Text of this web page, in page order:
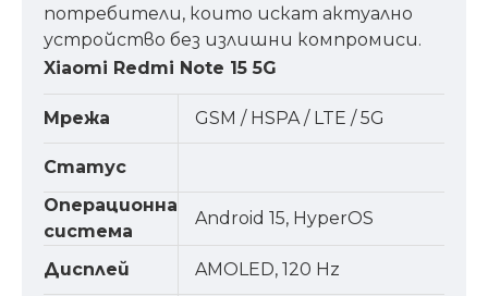
потребители, които искат актуално
устройство без излишни компромиси.
Xiaomi Redmi Note 15 5G
Мрежа GSM / HSPA / LTE / 5G
Статус
Операционна
система
Android 15, HyperOS
Дисплей
AMOLED, 120 Hz